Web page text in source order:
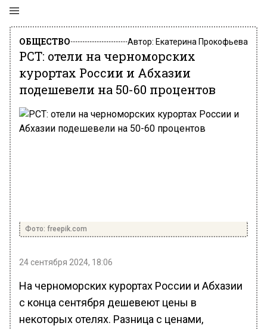
ОБЩЕСТВО Автор: Екатерина Прокофьева
РСТ: отели на черноморских
курортах России и Абхазии
подешевели на 50-60 процентов
Фото: freepik.com
24 сентября 2024, 18:06
На черноморских курортах России и Абхазии
с конца сентября дешевеют цены в
некоторых отелях. Разница с ценами,